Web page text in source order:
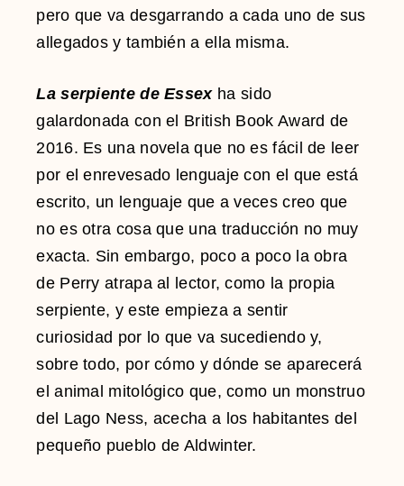
pero que va desgarrando a cada uno de sus
allegados y también a ella misma.
La serpiente de Essexha sido
galardonada con el British Book Award de
2016. Es una novela que no es fácil de leer
por el enrevesado lenguaje con el que está
escrito, un lenguaje que a veces creo que
no es otra cosa que una traducción no muy
exacta. Sin embargo, poco a poco la obra
de Perry atrapa al lector, como la propia
serpiente, y este empieza a sentir
curiosidad por lo que va sucediendo y,
sobre todo, por cómo y dónde se aparecerá
el animal mitológico que, como un monstruo
del Lago Ness, acecha a los habitantes del
pequeño pueblo de Aldwinter.